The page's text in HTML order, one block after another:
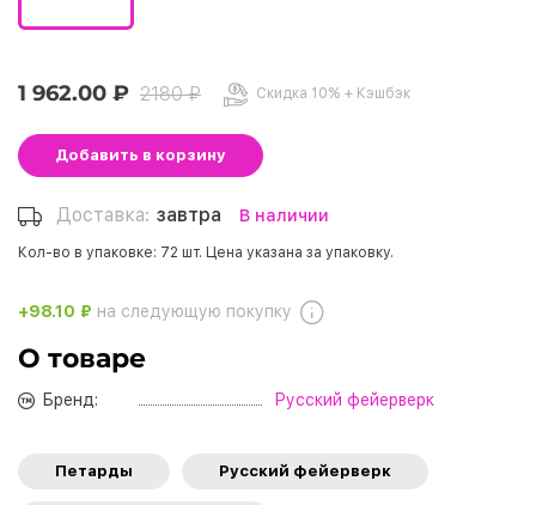
1 962.00 ₽ 2180 ₽ Скидка 10% + Кэшбэк
Добавить в корзину
Кол-во в упаковке: 72 шт. Цена указана за упаковку.
Доставка: завтра В наличии
+98.10 ₽ на следующую покупку
О товаре
Бренд: Русский фейерверк
Петарды Русский фейерверк